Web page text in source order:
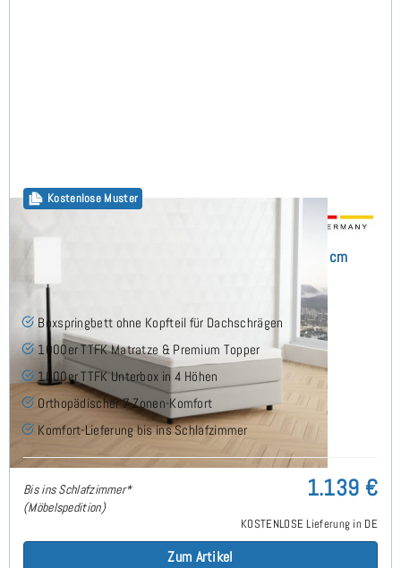
Kostenlose Muster
Flavius Boxspringbett ohne Kopfteil 90x200 cm
Boxspringbett ohne Kopfteil für Dachschrägen
1000er TTFK Matratze & Premium Topper
1000er TTFK Unterbox in 4 Höhen
Orthopädischer 7 Zonen-Komfort
Komfort-Lieferung bis ins Schlafzimmer
Bis ins Schlafzimmer*
(Möbelspedition)
1.139 €
KOSTENLOSE Lieferung in DE
Zum Artikel